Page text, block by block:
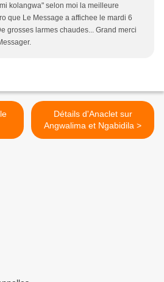
kolangwa" selon moi la meilleure
que Le Message a affichee le mardi 6
grosses larmes chaudes... Grand merci
Détails d'Anaclet sur
Angwalima et Ngabidila >